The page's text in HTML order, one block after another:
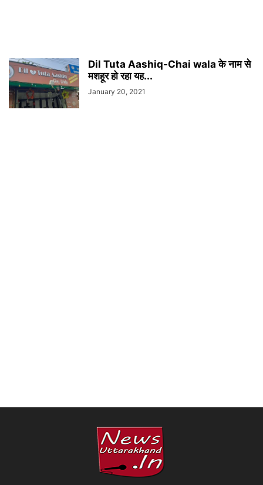
Dil Tuta Aashiq-Chai wala के नाम से
मशहूर हो रहा यह...
January 20, 2021